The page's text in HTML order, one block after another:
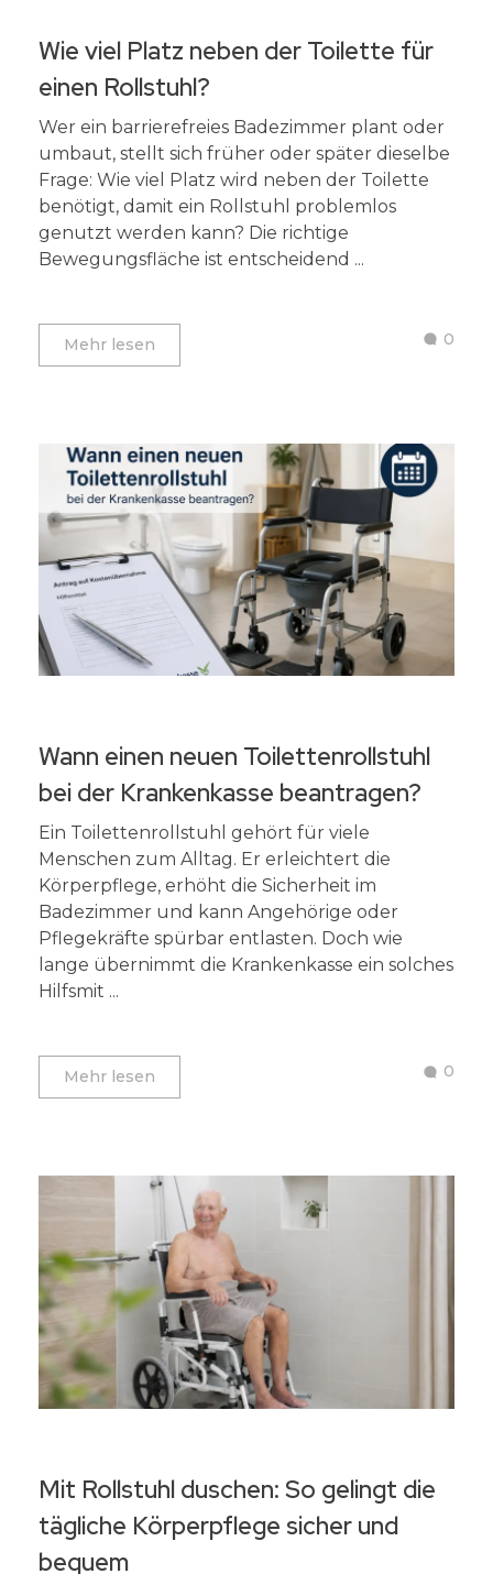
Wie viel Platz neben der Toilette für
einen Rollstuhl?
Wer ein barrierefreies Badezimmer plant oder
umbaut, stellt sich früher oder später dieselbe
Frage: Wie viel Platz wird neben der Toilette
benötigt, damit ein Rollstuhl problemlos
genutzt werden kann? Die richtige
Bewegungsfläche ist entscheidend ...
Mehr lesen 0
Wann einen neuen Toilettenrollstuhl
bei der Krankenkasse beantragen?
Ein Toilettenrollstuhl gehört für viele
Menschen zum Alltag. Er erleichtert die
Körperpflege, erhöht die Sicherheit im
Badezimmer und kann Angehörige oder
Pflegekräfte spürbar entlasten. Doch wie
lange übernimmt die Krankenkasse ein solches
Hilfsmit ...
Mehr lesen 0
Mit Rollstuhl duschen: So gelingt die
tägliche Körperpflege sicher und
bequem